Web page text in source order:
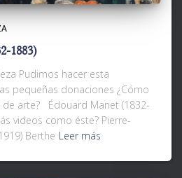
1883)
Pudimos hacer esta
pequeñas donaciones ¿Cómo
arte? Édouard Manet (1832-
videos como éste? Pierre-
Berthe Leer más